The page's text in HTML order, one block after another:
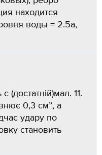
находится
воды = 2.5a,
(достатній)мал. 11.
0,3 см”, а
удару по
становить